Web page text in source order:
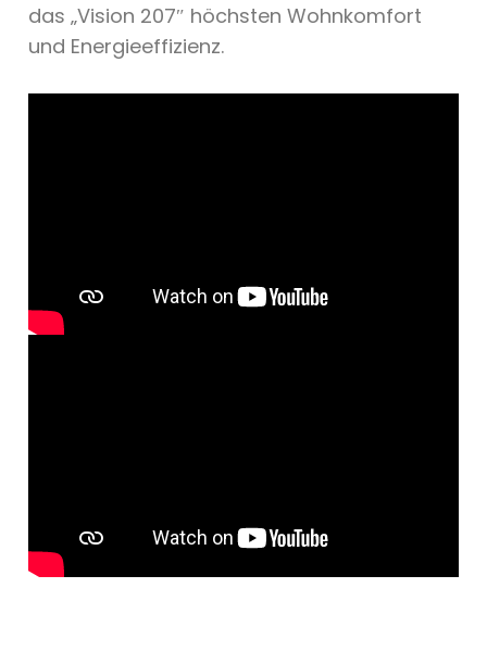
das „Vision 207″ höchsten Wohnkomfort
und Energieeffizienz.